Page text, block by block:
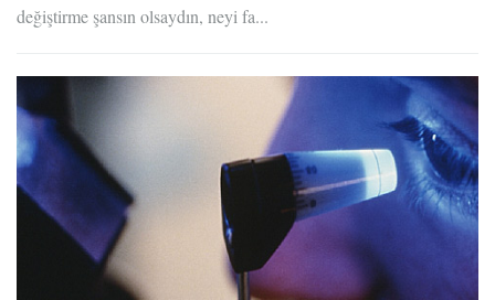
değiştirme şansın olsaydın, neyi fa...